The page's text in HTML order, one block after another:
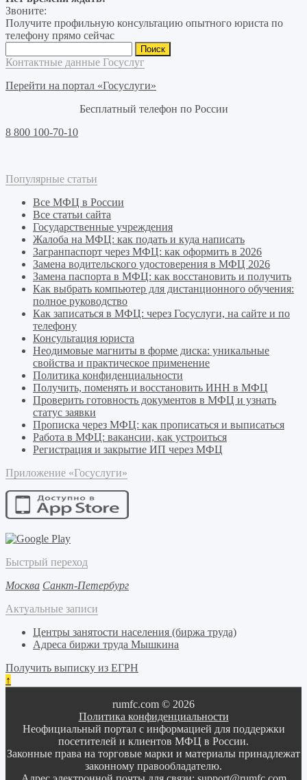
Звоните:
Получите профильную консультацию опытного юриста по
телефону прямо сейчас
Контактные данные Госуслуг
Перейти на портал «Госуслуги»
Бесплатный телефон по России
8 800 100-70-10
Популярные статьи
Все МФЦ в России
Все статьи сайта
Государственные учреждения
Жалоба на МФЦ: как подать и куда написать
Загранпаспорт через МФЦ: как оформить в 2026
Замена водительского удостоверения в МФЦ 2026
Замена паспорта в МФЦ: как восстановить и получить
Как выбрать компьютер для дистанционного обучения:
полное руководство
Как записаться в МФЦ: через Госуслуги, на сайте и по
телефону
Консультация юриста
Неодимовые магниты в форме диска: уникальные
свойства и практическое применение
Политика конфиденциальности
Получить, поменять и восстановить ИНН в МФЦ
Проверить готовность документов в МФЦ и узнать
статус заявки
Прописка через МФЦ: как прописаться и выписаться
Работа в МФЦ: вакансии, как устроиться
Регистрация и закрытие ИП через МФЦ
Приложение «Госуслуги»
Быстрый переход
Москва Санкт-Петербург
Актуальные записи
Центры занятости населения (биржа труда)
Адреса биржи труда Мышкина
Получить выписку из ЕГРН
↑
rumfc.com © 2026
Политика конфиденциальности
Неофициальный портал с информацией для поддержки
посетителей и клиентов МФЦ в России.
Законные права на торговые марки и материалы принадлежат
законному правообладателю.